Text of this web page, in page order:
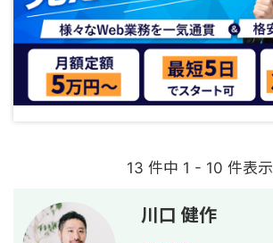
13 件中 1 - 10 件表示
川口 健作